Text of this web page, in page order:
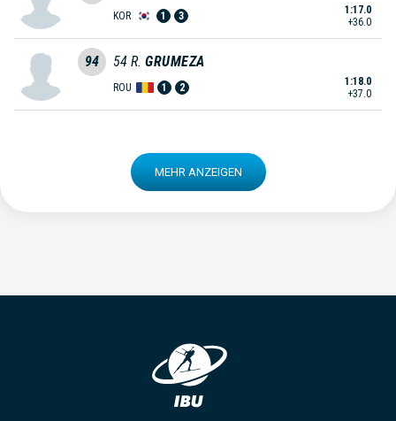
KOR 1 3
1:17.0
+36.0
94 54 R. GRUMEZA
ROU 1 2
1:18.0
+37.0
MEHR ANZEIGEN